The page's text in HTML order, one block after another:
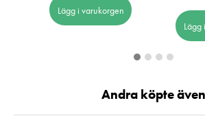
Lägg i varukorgen
Lägg
Andra köpte även